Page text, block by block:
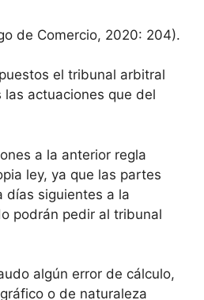
de Comercio, 2020: 204).
el tribunal arbitral
actuaciones que del
a la anterior regla
ley, ya que las partes
días siguientes a la
podrán pedir al tribunal
algún error de cálculo,
o de naturaleza